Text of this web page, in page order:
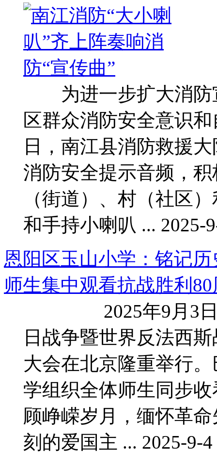
为进一步扩大消防
区群众消防安全意识
日，南江县消防救援
消防安全提示音频，
（街道）、村（社区
和手持小喇叭 ... 2025-
恩阳区玉山小学：铭记
师生集中观看抗战胜利
2025年9月3日上
日战争暨世界反法西
大会在北京隆重举行
学组织全体师生同步
顾峥嵘岁月，缅怀革
刻的爱国主 ... 2025-9-4